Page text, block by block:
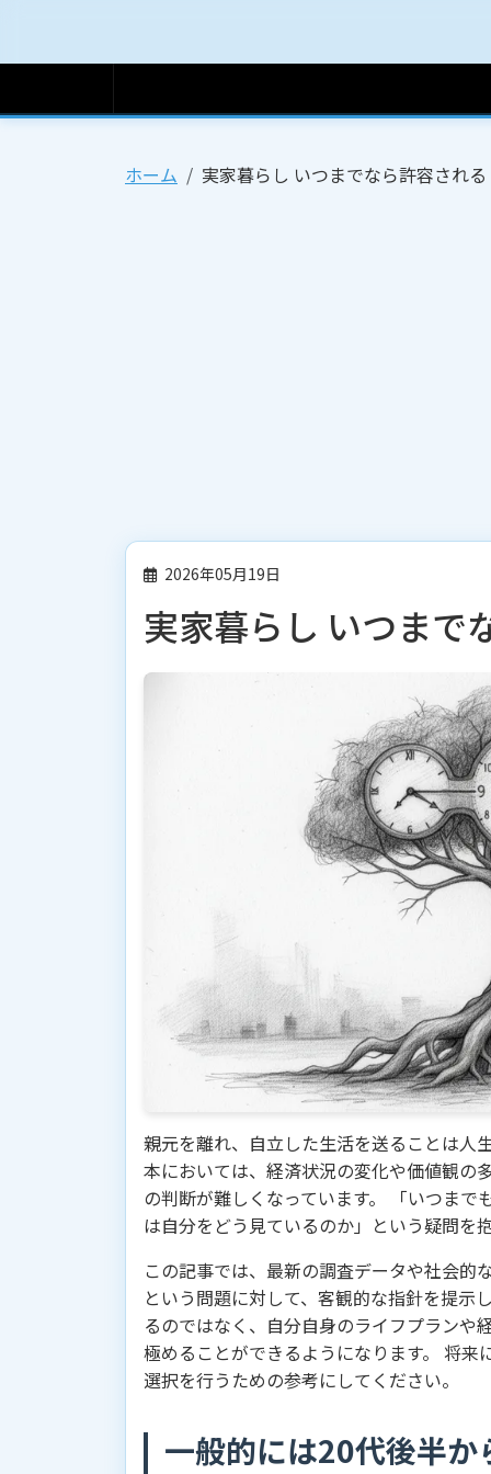
ホーム 実家暮らし いつまでなら許容され
2026年05月19日
実家暮らし いつまで
親元を離れ、自立した生活を送ることは人
本においては、経済状況の変化や価値観の
の判断が難しくなっています。 「いつま
は自分をどう見ているのか」という疑問を
この記事では、最新の調査データや社会的
という問題に対して、客観的な指針を提示
るのではなく、自分自身のライフプランや
極めることができるようになります。 将
選択を行うための参考にしてください。
一般的には20代後半